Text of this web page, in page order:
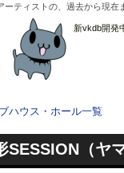
ティストの、過去から現
新vkdb開発
ハウス・ホール一覧
SESSION（ヤ